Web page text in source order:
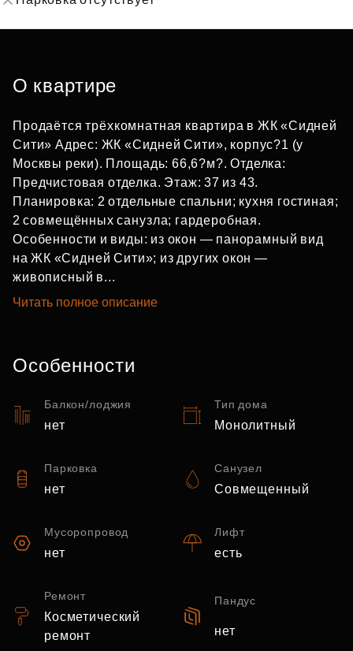
О квартире
Продаётся трёхкомнатная квартира в ЖК «Сидней
Сити» Адрес: ЖК «Сидней Сити», корпус?1 (у
Москвы реки). Площадь: 66,6?м?. Отделка:
Предчистовая отделка. Этаж: 37 из 43.
Планировка: 2 отдельные спальни; кухня гостиная;
2 совмещённых санузла; гардеробная.
Особенности и виды: из окон — панорамный вид
на ЖК «Сидней Сити»; из других окон —
живописный в...
Читать полное описание
Особенности
Балкон/лоджия
нет
Тип дома
Монолитный
Парковка
нет
Санузел
Совмещенный
Мусоропровод
нет
Лифт
есть
Ремонт
Косметический
ремонт
Пандус
нет